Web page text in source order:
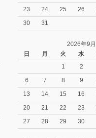
23
24 25 26
30
31
2026年9月
日
月 火 水
1
2
6
7 8 9
13
14 15 16
20
21 22 23
27
28 29 30